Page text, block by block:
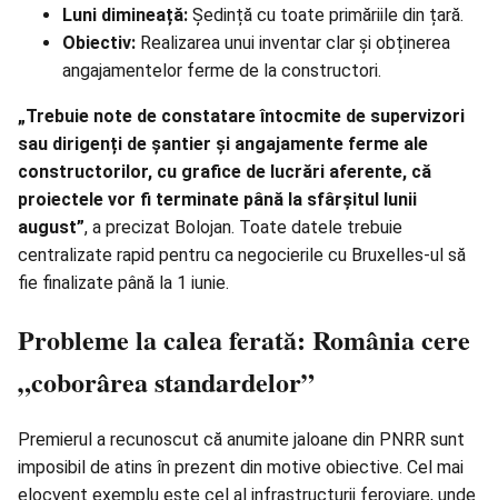
Luni dimineață: Ședință cu toate primăriile din țară.
Obiectiv: Realizarea unui inventar clar și obținerea
angajamentelor ferme de la constructori.
„Trebuie note de constatare întocmite de supervizori
sau dirigenți de șantier și angajamente ferme ale
constructorilor, cu grafice de lucrări aferente, că
proiectele vor fi terminate până la sfârșitul lunii
august”, a precizat Bolojan. Toate datele trebuie
centralizate rapid pentru ca negocierile cu Bruxelles-ul să
fie finalizate până la 1 iunie.
Probleme la calea ferată: România cere
„coborârea standardelor”
Premierul a recunoscut că anumite jaloane din PNRR sunt
imposibil de atins în prezent din motive obiective. Cel mai
elocvent exemplu este cel al infrastructurii feroviare, unde